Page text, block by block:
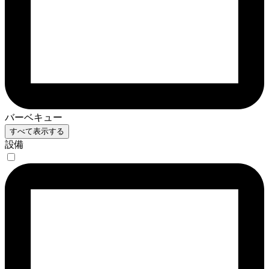
バーベキュー
すべて表示する
設備